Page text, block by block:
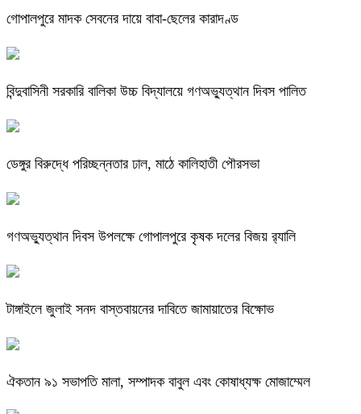
গোপালপুরে মাদক সেবনের দায়ে বাবা-ছেলের কারাদণ্ড
বিন্দুবাসিনী সরকারি বালিকা উচ্চ বিদ্যালয়ে গণঅভ্যুত্থান দিবস পালিত
ডেঙ্গুর বিরুদ্ধে পরিচ্ছন্নতার ঢাল, মাঠে কালিহাতী পৌরসভা
গণঅভ্যুত্থান দিবস উপলক্ষে গোপালপুরে কৃষক দলের বিজয় র‍্যালি
টাঙ্গাইলে জুলাই সনদ বাস্তবায়নের দাবিতে জামায়াতের বিক্ষোভ
ঐকতান ৯১ সভাপতি মালা, সম্পাদক বাবুল এবং কোষাধ্যক্ষ মোজাম্মেল